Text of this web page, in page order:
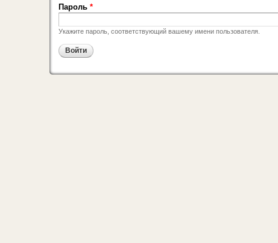
Пароль *
Укажите пароль, соответствующий вашему имени пользователя.